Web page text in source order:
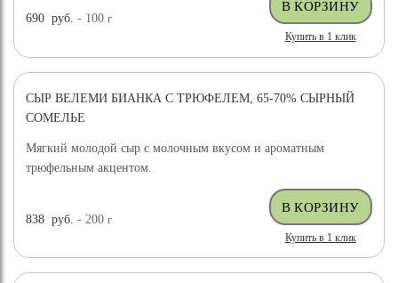
690 руб. - 100г
Купить в 1 клик
ХИТ ПРОДАЖ
СЫР ВЕЛЕМИ БИАНКА С ТРЮФЕЛЕМ, 65-70% СЫРНЫЙ
СОМЕЛЬЕ
Мягкий молодой сыр с молочным вкусом и ароматным
трюфельным акцентом.
838 руб. - 200г
Купить в 1 клик